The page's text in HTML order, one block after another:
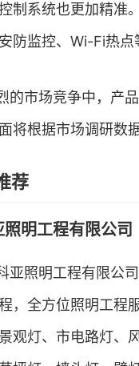
制系统也更加精准
防监控、Wi-Fi热点
的市场竞争中，产
将根据市场调研数
荐
照明工程有限公司
亚照明工程有限公
，全方位照明工程
观灯、市电路灯、